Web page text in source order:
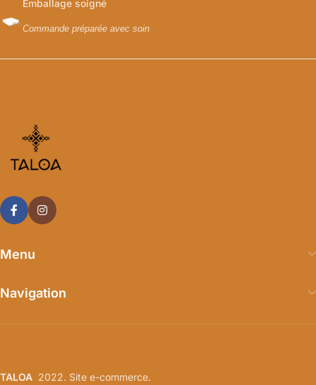
Emballage soigné
Commande préparée avec soin
Menu
Navigation
TALOA 2022. Site e-commerce.